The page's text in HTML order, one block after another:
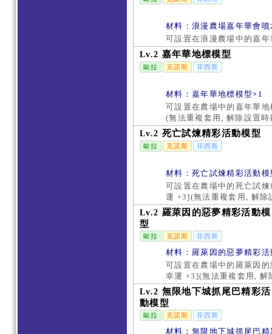
材料：浪漫農場嘉年華會
可設置在浪漫農場中的嘉
Lv.2 嘉年華地標模型
歐拉 克諾斯 菲西斯
材料：嘉年華地標模型×1
可設置在農場中的嘉年華
(無法重複套用, 解除設置
Lv.2 死亡試煉精彩活動模型
歐拉 克諾斯 菲西斯
材料：死亡試煉精彩活動
可設置在農場中的死亡試
運 +3](無法重複套用, 解除
Lv.2 羅萊因的惡夢精彩活動模
型
歐拉 克諾斯 菲西斯
材料：羅萊因的惡夢精彩
可設置在農場中的羅萊因
幸運 +3](無法重複套用, 解
Lv.2 無限地下城抓尾巴精彩活
動模型
歐拉 克諾斯 菲西斯
材料：無限地下城抓尾巴